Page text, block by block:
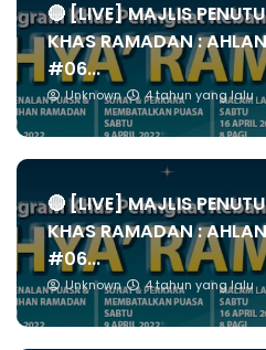
🔴 [LIVE] MAJLIS
KHAS RAMADAN :
#06...
Unknown 4 tahun yang lalu
🔴 [LIVE] MAJLIS
KHAS RAMADAN :
#06...
Unknown 4 tahun yang lalu